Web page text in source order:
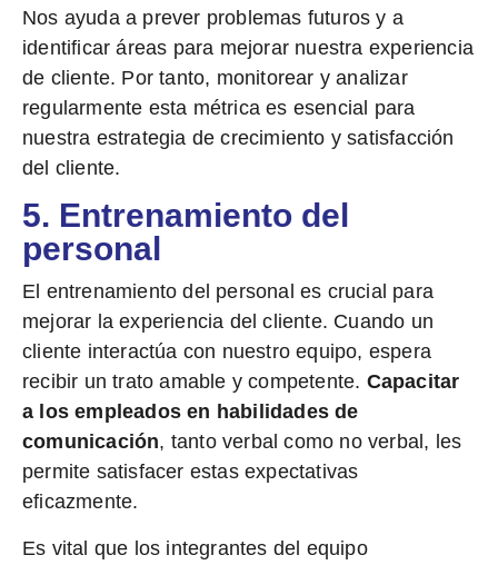
Nos ayuda a prever problemas futuros y a
identificar áreas para mejorar nuestra experiencia
de cliente. Por tanto, monitorear y analizar
regularmente esta métrica es esencial para
nuestra estrategia de crecimiento y satisfacción
del cliente.
5. Entrenamiento del
personal
El entrenamiento del personal es crucial para
mejorar la experiencia del cliente. Cuando un
cliente interactúa con nuestro equipo, espera
recibir un trato amable y competente. Capacitar
a los empleados en habilidades de
comunicación, tanto verbal como no verbal, les
permite satisfacer estas expectativas
eficazmente.
Es vital que los integrantes del equipo